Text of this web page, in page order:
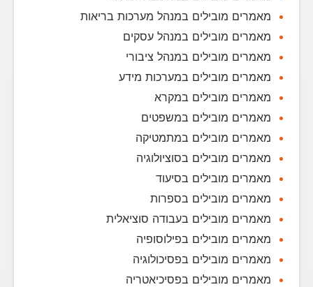
מאמרים מובילים במנהל מערכות בריאות
מאמרים מובילים במנהל עסקים
מאמרים מובילים במנהל ציבורי
מאמרים מובילים במערכות מידע
מאמרים מובילים במקרא
מאמרים מובילים במשפטים
מאמרים מובילים במתמטיקה
מאמרים מובילים בסוציולוגיה
מאמרים מובילים בסיעוד
מאמרים מובילים בספרות
מאמרים מובילים בעבודה סוציאלית
מאמרים מובילים בפילוסופיה
מאמרים מובילים בפסיכולוגיה
מאמרים מובילים בפסיכיאטריה